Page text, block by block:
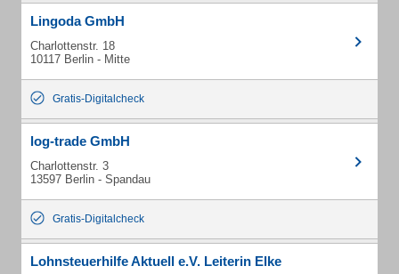
Lingoda GmbH
Charlottenstr. 18
10117 Berlin - Mitte
Gratis-Digitalcheck
log-trade GmbH
Charlottenstr. 3
13597 Berlin - Spandau
Gratis-Digitalcheck
Lohnsteuerhilfe Aktuell e.V. Leiterin Elke